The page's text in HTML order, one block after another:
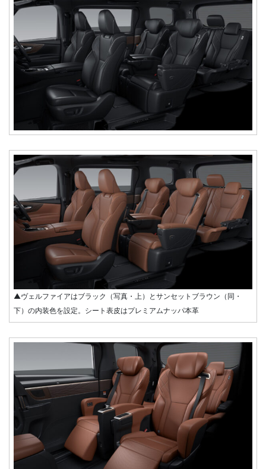
▲ヴェルファイアはブラック（写真・上）とサンセットブラウン（同・
下）の内装色を設定。シート表皮はプレミアムナッパ本革